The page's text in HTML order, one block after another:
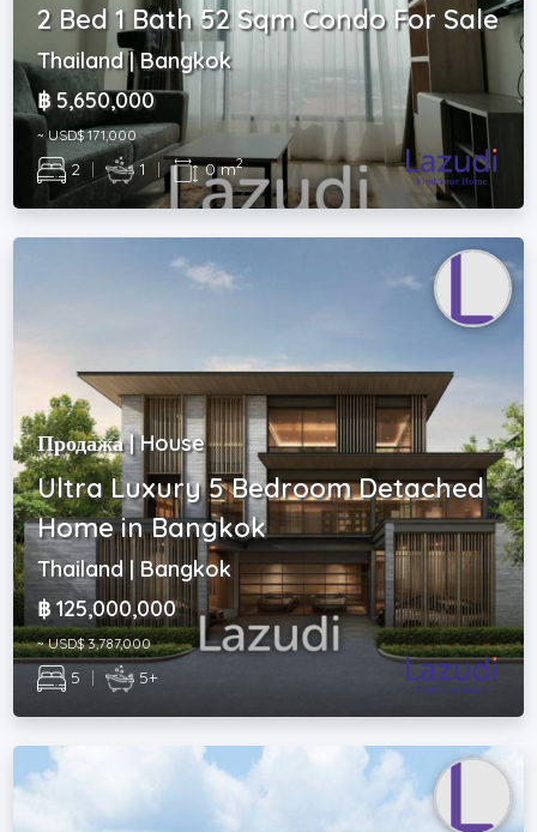
2 Bed 1 Bath 52 Sqm Condo For Sale
Thailand | Bangkok
฿ 5,650,000
~ USD$ 171,000
2 | 1 | 0 m2
Продажа | House
Ultra Luxury 5 Bedroom Detached
Home in Bangkok
Thailand | Bangkok
฿ 125,000,000
~ USD$ 3,787,000
5 | 5+